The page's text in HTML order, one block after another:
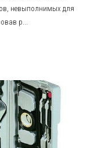
невыполнимых для
р...